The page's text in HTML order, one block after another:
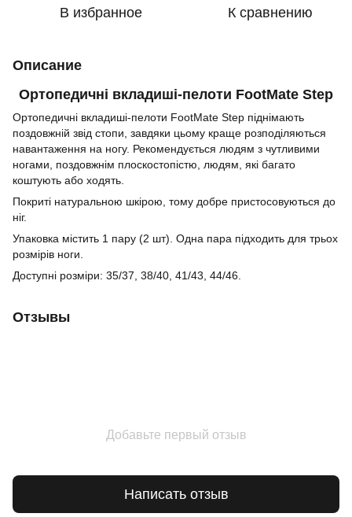
В избранное К сравнению
Описание
Ортопедичні вкладиші-пелоти FootMate Step
Ортопедичні вкладиші-пелоти FootMate Step піднімають
поздовжній звід стопи, завдяки цьому краще розподіляються
навантаження на ногу. Рекомендується людям з чутливими
ногами, поздовжнім плоскостопістю, людям, які багато
коштують або ходять.
Покриті натуральною шкірою, тому добре пристосовуються до
ніг.
Упаковка містить 1 пару (2 шт). Одна пара підходить для трьох
розмірів ноги.
Доступні розміри: 35/37, 38/40, 41/43, 44/46.
Отзывы
Добавьте первый отзыв
Написать отзыв